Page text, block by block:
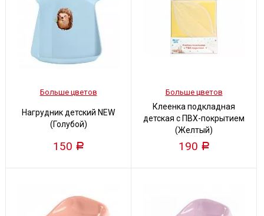
Больше цветов
Нагрудник детский NEW
(Голубой)
150 Р
Больше цветов
Клеенка подкладная
детская с ПВХ-покрытием
(Желтый)
190 Р